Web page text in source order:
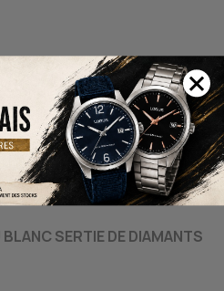
SERTIE DE DIAMANTS